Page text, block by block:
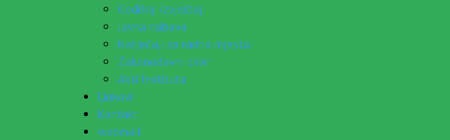
Godišnji izvještaj
Javna nabava
Natječaji za radna mjesta
Zakonodavni okvir
Akti Instituta
Linkovi
Kontakt
webmail